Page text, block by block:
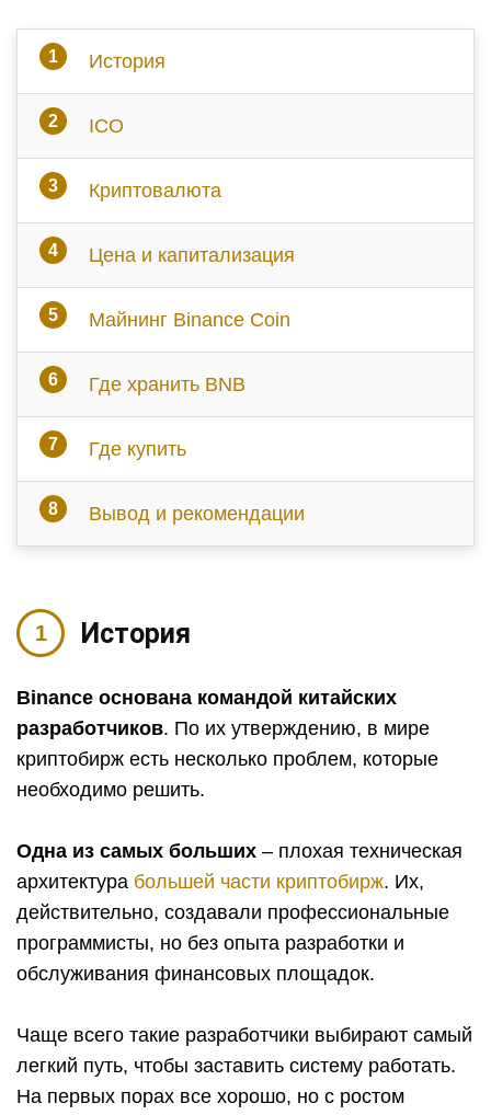
История
ICO
Криптовалюта
Цена и капитализация
Майнинг Binance Coin
Где хранить BNB
Где купить
Вывод и рекомендации
История
Binance основана командой китайских
разработчиков. По их утверждению, в мире
криптобирж есть несколько проблем, которые
необходимо решить.
Одна из самых больших – плохая техническая
архитектура большей части криптобирж. Их,
действительно, создавали профессиональные
программисты, но без опыта разработки и
обслуживания финансовых площадок.
Чаще всего такие разработчики выбирают самый
легкий путь, чтобы заставить систему работать.
На первых порах все хорошо, но с ростом